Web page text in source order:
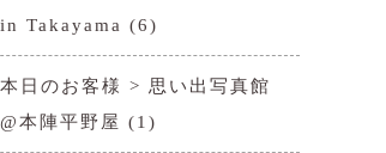
in Takayama (6)
本日のお客様 > 思い出写真館
@本陣平野屋 (1)